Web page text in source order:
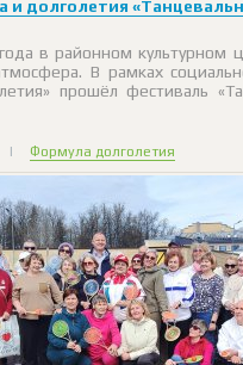
и долголетия
в районном культурном
В рамках
прошёл фестиваль
| Формула долголетия